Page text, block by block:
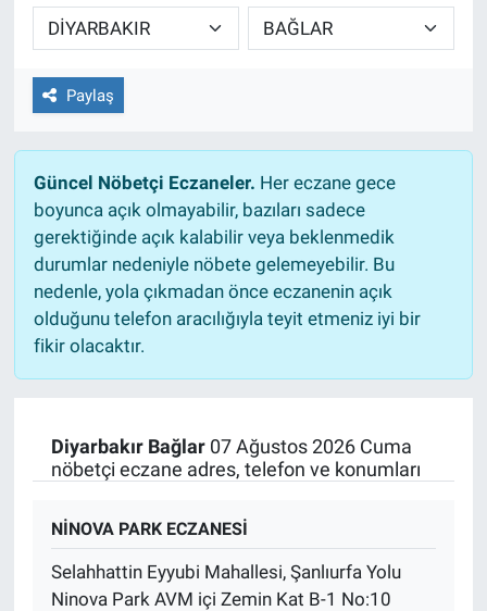
Paylaş
Güncel Nöbetçi Eczaneler. Her eczane gece
boyunca açık olmayabilir, bazıları sadece
gerektiğinde açık kalabilir veya beklenmedik
durumlar nedeniyle nöbete gelemeyebilir. Bu
nedenle, yola çıkmadan önce eczanenin açık
olduğunu telefon aracılığıyla teyit etmeniz iyi bir
fikir olacaktır.
Diyarbakır Bağlar07 Ağustos 2026 Cuma
nöbetçi eczane adres, telefon ve konumları
NİNOVA PARK ECZANESİ
Selahhattin Eyyubi Mahallesi, Şanlıurfa Yolu
Ninova Park AVM içi Zemin Kat B-1 No:10
TEKNOLOJİ
Dünya
İlçeler
MAGAZİN
Bilim, Teknoloji
ASAYİŞ
EĞİTİM
BİLİM VE TEKNOLOJİ
Güvenlik